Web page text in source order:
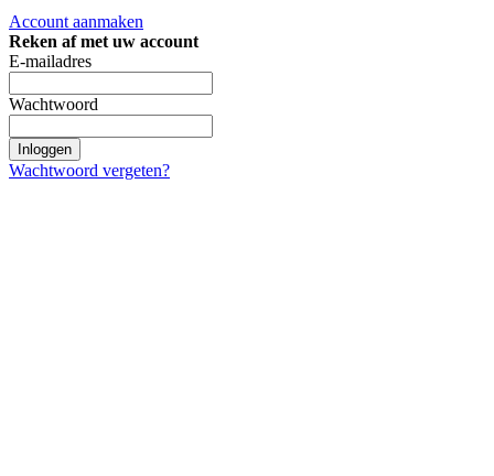
Account aanmaken
Reken af met uw account
E-mailadres
Wachtwoord
Inloggen
Wachtwoord vergeten?